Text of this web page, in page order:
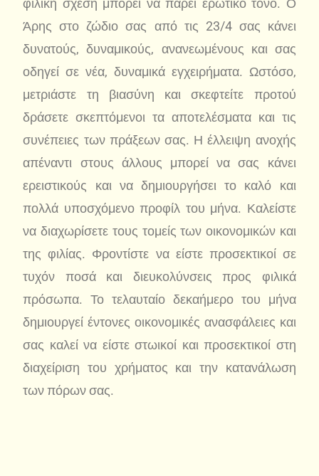
φιλική σχέση μπορεί να πάρει ερωτικό τόνο. Ο
Άρης στο ζώδιο σας από τις 23/4 σας κάνει
δυνατούς, δυναμικούς, ανανεωμένους και σας
οδηγεί σε νέα, δυναμικά εγχειρήματα. Ωστόσο,
μετριάστε τη βιασύνη και σκεφτείτε προτού
δράσετε σκεπτόμενοι τα αποτελέσματα και τις
συνέπειες των πράξεων σας. Η έλλειψη ανοχής
απέναντι στους άλλους μπορεί να σας κάνει
ερειστικούς και να δημιουργήσει το καλό και
πολλά υποσχόμενο προφίλ του μήνα. Καλείστε
να διαχωρίσετε τους τομείς των οικονομικών και
της φιλίας. Φροντίστε να είστε προσεκτικοί σε
τυχόν ποσά και διευκολύνσεις προς φιλικά
πρόσωπα. Το τελαυταίο δεκαήμερο του μήνα
δημιουργεί έντονες οικονομικές ανασφάλειες και
σας καλεί να είστε στωικοί και προσεκτικοί στη
διαχείριση του χρήματος και την κατανάλωση
των πόρων σας.